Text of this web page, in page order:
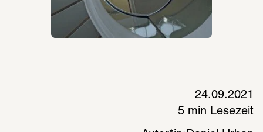
24.09.2021
5 min Lesezeit